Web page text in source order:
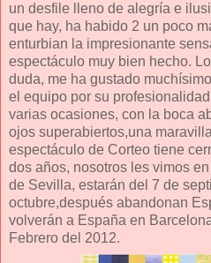
un desfile lleno de alegría e
que hay, ha habido 2 un poco
enturbian la impresionante
espectáculo muy bien hecho.
duda, me ha gustado
el equipo por su
varias ocasiones, con la boca
ojos superabiertos,una
espectáculo de Corteo tiene
dos años, nosotros les vimos
de Sevilla, estarán del 7 de
octubre,después abandonan
volverán a España en
Febrero del 2012.